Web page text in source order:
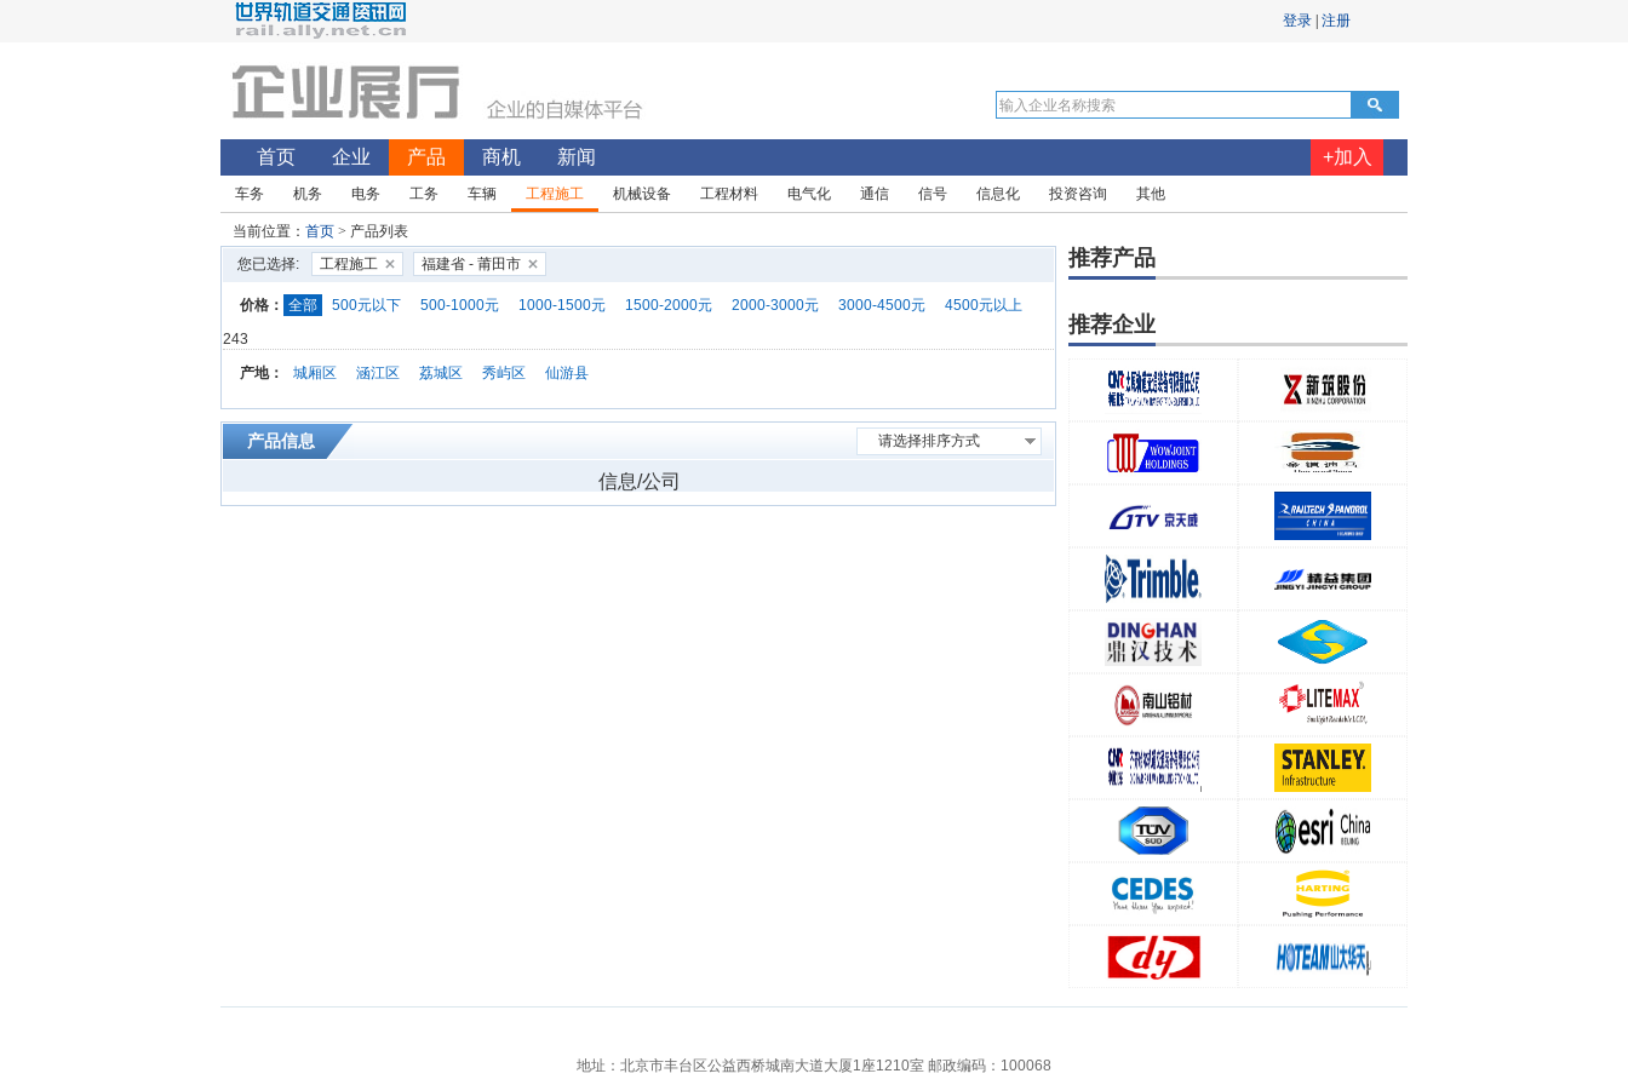
首页 企业 产品 商机 新闻 +加入
车务 机务 电务 工务 车辆 工程施工 机械设备 工程材料 电气化 通信 信号 信息化 投资咨询 其他
当前位置： 首页 > 产品列表
您已选择:
工程施工 福建省 - 莆田市
价格： 全部 500元以下 500-1000元 1000-1500元 1500-2000元 2000-3000元 3000-4500元
4500元以上
243
产地：
城厢区 涵江区 荔城区 秀屿区 仙游县
请选择排序方式
产品信息
信息/公司
推荐产品
推荐企业
地址：北京市丰台区公益西桥城南大道大厦1座1210室 邮政编码：100068